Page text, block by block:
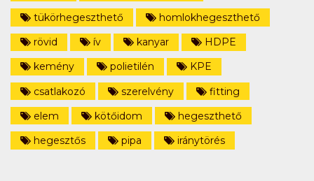
tükörhegeszthető
homlokhegeszthető
rövid
ív kanyar
HDPE
kemény
polietilén
KPE
csatlakozó
szerelvény
fitting
elem
kötőidom
hegeszthető
hegesztős
pipa iránytörés